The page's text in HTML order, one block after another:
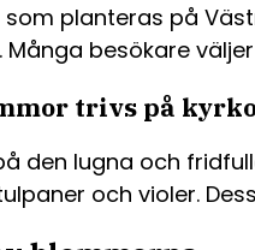
planteras på
Många besökare
trivs på
den lugna och
och violer.